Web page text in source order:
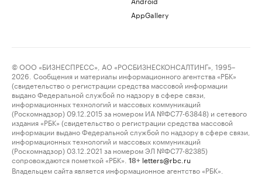
AppGallery
© ООО «БИЗНЕСПРЕСС», АО «РОСБИЗНЕСКОНСАЛТИНГ», 1995–
2026. Сообщения и материалы информационного агентства «РБК»
(свидетельство о регистрации средства массовой информации
выдано Федеральной службой по надзору в сфере связи,
информационных технологий и массовых коммуникаций
(Роскомнадзор) 09.12.2015 за номером ИА №ФС77-63848) и сетевого
издания «РБК» (свидетельство о регистрации средства массовой
информации выдано Федеральной службой по надзору в сфере связи,
информационных технологий и массовых коммуникаций
(Роскомнадзор) 03.12.2021 за номером ЭЛ №ФС77-82385)
сопровождаются пометкой «РБК».
18+ letters@rbc.ru
Владельцем сайта является информационное агентство «РБК».